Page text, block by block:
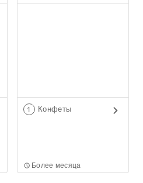
1 Конфеты
Более месяца